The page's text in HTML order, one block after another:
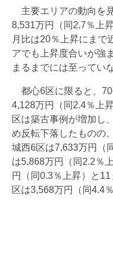
主要エリアの動向を
8,531万円（同2.7％上
月比は20％上昇にまで
アでも上昇度合いが強
まるまでには至ってい
都心6区に限ると、
4,128万円（同2.4％上
区は築古事例が増加し
め反転下落したものの
城西6区は7,633万円（
は5,868万円（同2.2％
円（同0.3％上昇）と
区は3,568万円（同4.4